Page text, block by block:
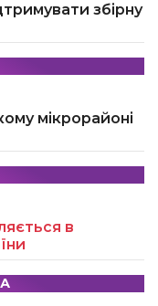
збірну
мікрорайоні
в